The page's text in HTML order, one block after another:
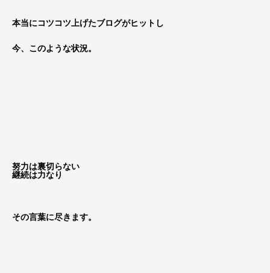
本当にコツコツ上げたブログがヒットし
今、このような状況。
努力は裏切らない
継続は力なり
その言葉に尽きます。